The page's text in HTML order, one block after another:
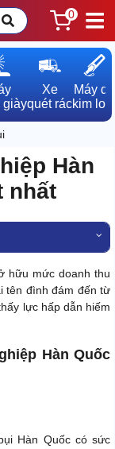
0
giày
Xe
quét rác
Máy dò
kim loại
Hàn
nhất
hữu mức doanh thu
tên đình đám đến từ
lực hấp dẫn hiếm
Hàn Quốc
Hàn Quốc có sức